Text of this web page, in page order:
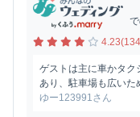
ゲストは主に車かタク
あり、駐車場も広いた
ゆー123991さん